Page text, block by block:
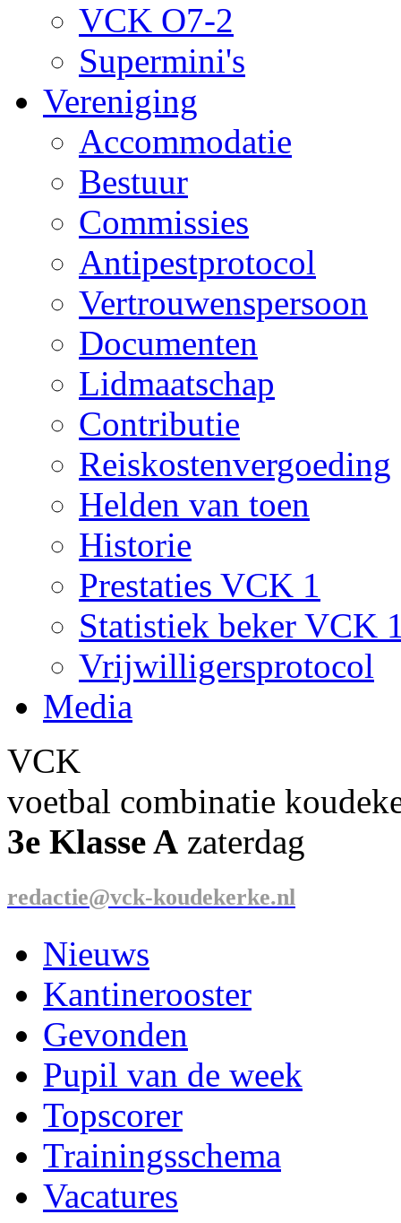
VCK O7-2
Supermini's
Vereniging
Accommodatie
Bestuur
Commissies
Antipestprotocol
Vertrouwenspersoon
Documenten
Lidmaatschap
Contributie
Reiskostenvergoeding
Helden van toen
Historie
Prestaties VCK 1
Statistiek beker VCK
Vrijwilligersprotocol
Media
VCK
voetbal combinatie
3e Klasse A zaterdag
redactie@vck-koudekerke.nl
Nieuws
Kantinerooster
Gevonden
Pupil van de week
Topscorer
Trainingsschema
Vacatures